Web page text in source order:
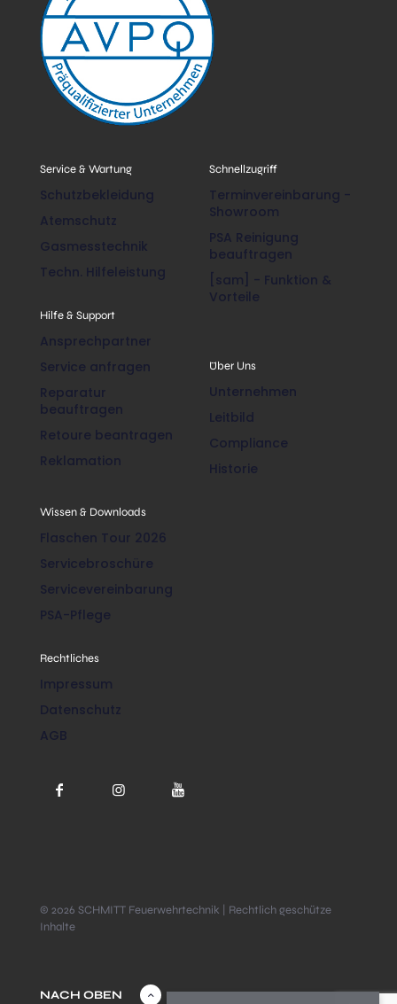
Service & Wartung
Schutzbekleidung
Atemschutz
Gasmesstechnik
Techn. Hilfeleistung
Hilfe & Support
Ansprechpartner
Service anfragen
Reparatur
beauftragen
Retoure beantragen
Reklamation
Schnellzugriff
Terminvereinbarung -
Showroom
PSA Reinigung
beauftragen
[sam] - Funktion &
Vorteile
Über Uns
Unternehmen
Leitbild
Compliance
Historie
Wissen & Downloads
Flaschen Tour 2026
Servicebroschüre
Servicevereinbarung
PSA-Pflege
Rechtliches
Impressum
Datenschutz
AGB
© 2026 SCHMITT Feuerwehrtechnik | Rechtlich geschütze
Inhalte
NACH OBEN